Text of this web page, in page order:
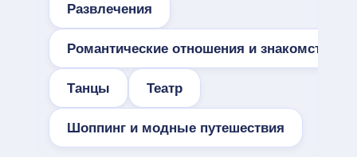
Развлечения
Романтические отношения и знакомства
Танцы Театр
Шоппинг и модные путешествия